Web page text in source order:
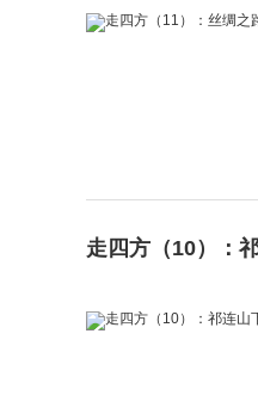
走四方（10）：